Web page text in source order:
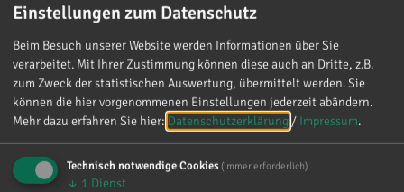
„Danke!“ 😊 Vielen Dank für die zahlreichen
Glückwünsche, Nachrichten, Anrufe und die
vielen lieben Worte. Ich habe mich wirklich
über jede einzelne Aufmerksamkeit gefreut. Es
ist alles andere als selbstverständlich, dass sich
so viele Menschen die Zeit nehmen, an einen zu
denken. Umso mehr weiß ich das zu schätzen.
Einstellungen zum Datenschutz
Beim Besuch unserer Website werden Informationen über Sie
verarbeitet. Mit Ihrer Zustimmung können diese auch an Dritte, z.B.
zum Zweck der statistischen Auswertung, übermittelt werden. Sie
können die hier vorgenommenen Einstellungen jederzeit abändern.
Mehr dazu erfahren Sie hier: Datenschutzerklärung / Impressum.
Technisch notwendige Cookies (immer erforderlich)
↓ 1 Dienst